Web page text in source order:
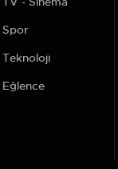
Spor
Teknoloji
Eğlence